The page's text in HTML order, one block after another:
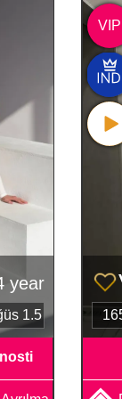
year
1.5
VIP